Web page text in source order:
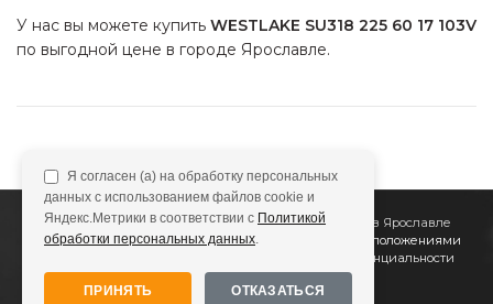
У нас вы можете купить WESTLAKE SU318 225 60 17 103V
по выгодной цене в городе Ярославле.
2011Все Колёса Интернет-магазин шин и дисков в Ярославле
Сайт не является публичной офертой, определяемой положениями
Политике конфиденциальности
Я согласен (а) на обработку персональных
данных с использованием файлов cookie и
Яндекс.Метрики в соответствии с Политикой
обработки персональных данных.
ПРИНЯТЬ ОТКАЗАТЬСЯ